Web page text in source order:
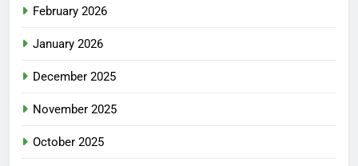
February 2026
January 2026
December 2025
November 2025
October 2025